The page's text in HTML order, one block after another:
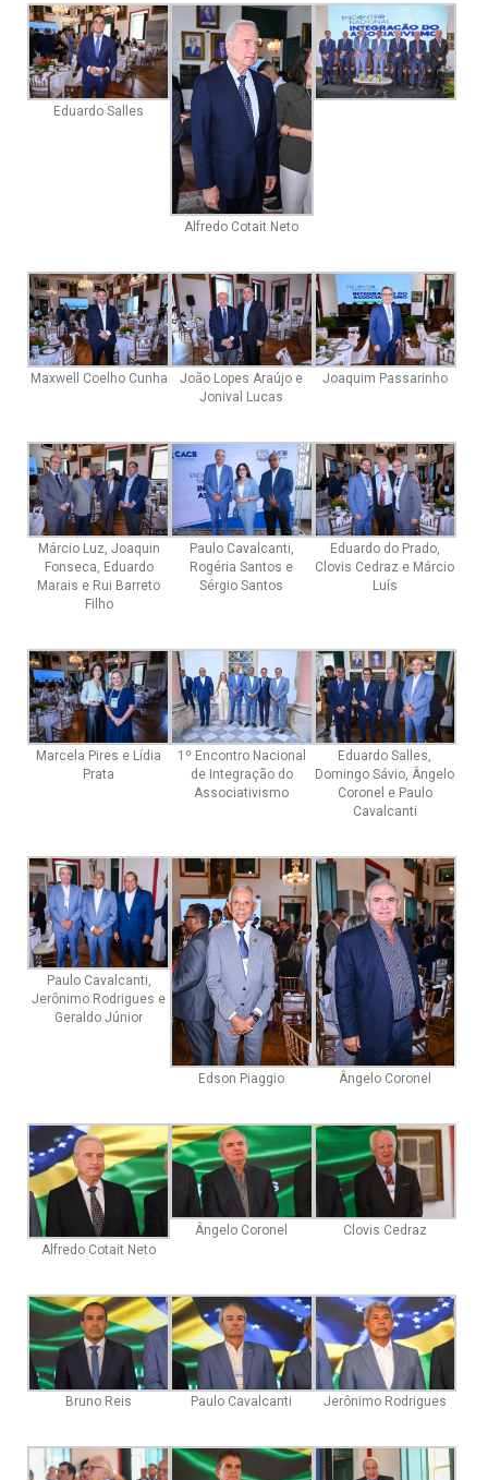
Eduardo Salles
Alfredo Cotait Neto
Maxwell Coelho Cunha
João Lopes Araújo e
Jonival Lucas
Joaquim Passarinho
Márcio Luz, Joaquin
Fonseca, Eduardo
Marais e Rui Barreto
Filho
Paulo Cavalcanti,
Rogéria Santos e
Sérgio Santos
Eduardo do Prado,
Clovis Cedraz e Márcio
Luís
Marcela Pires e Lídia
Prata
1º Encontro Nacional
de Integração do
Associativismo
Eduardo Salles,
Domingo Sávio, Ângelo
Coronel e Paulo
Cavalcanti
Paulo Cavalcanti,
Jerônimo Rodrigues e
Geraldo Júnior
Edson Piaggio Ângelo Coronel
Alfredo Cotait Neto
Ângelo Coronel Clovis Cedraz
Bruno Reis Paulo Cavalcanti Jerônimo Rodrigues